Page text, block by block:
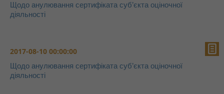
Щодо анулювання сертифіката суб’єкта оціночної
діяльності
2017-08-10 00:00:00
Щодо анулювання сертифіката суб’єкта оціночної
діяльності